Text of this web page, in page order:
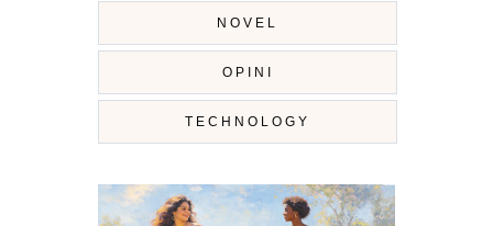
NOVEL
OPINI
TECHNOLOGY